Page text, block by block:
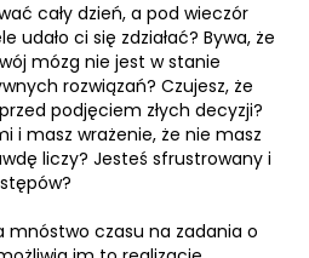
cały dzień, a pod wieczór
udało ci się zdziałać? Bywa, że
mózg nie jest w stanie
rozwiązań? Czujesz, że
podjęciem złych decyzji?
i masz wrażenie, że nie masz
liczy? Jesteś sfrustrowany i
mnóstwo czasu na zadania o